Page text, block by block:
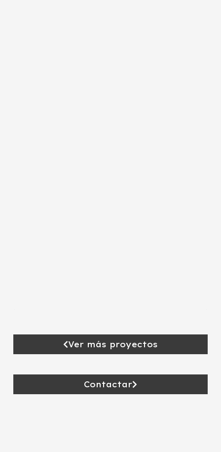
Ver más proyectos
Contactar